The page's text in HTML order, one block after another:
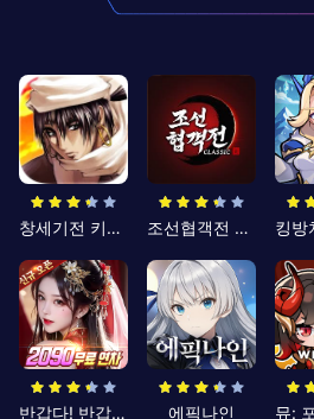
창세기전 키우기 조선협객전 클래식
반갑다! 반갑삼국지 에픽나인